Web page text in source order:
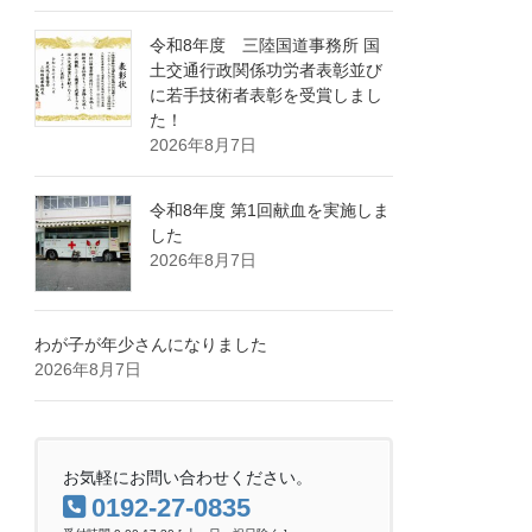
令和8年度 三陸国道事務所 国
土交通行政関係功労者表彰並び
に若手技術者表彰を受賞しまし
た！
2026年8月7日
令和8年度 第1回献血を実施しま
した
2026年8月7日
わが子が年少さんになりました
2026年8月7日
お気軽にお問い合わせください。
0192-27-0835